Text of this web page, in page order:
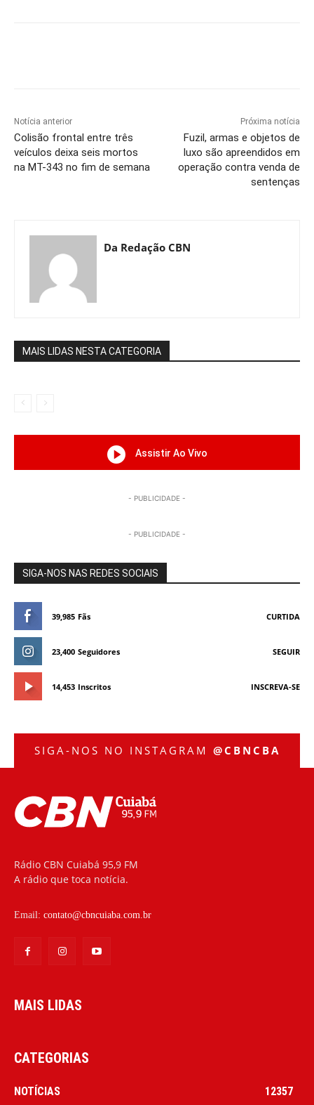
Notícia anterior
Colisão frontal entre três
veículos deixa seis mortos
na MT-343 no fim de semana
Próxima notícia
Fuzil, armas e objetos de
luxo são apreendidos em
operação contra venda de
sentenças
Da Redação CBN
MAIS LIDAS NESTA CATEGORIA
Assistir Ao Vivo
- PUBLICIDADE -
- PUBLICIDADE -
SIGA-NOS NAS REDES SOCIAIS
39,985 Fãs CURTIDA
23,400 Seguidores SEGUIR
14,453 Inscritos INSCREVA-SE
SIGA-NOS NO INSTAGRAM @CBNCBA
Rádio CBN Cuiabá 95,9 FM
A rádio que toca notícia.
Email: contato@cbncuiaba.com.br
MAIS LIDAS
CATEGORIAS
NOTÍCIAS 12357